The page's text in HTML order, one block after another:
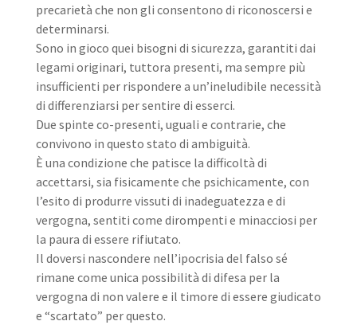
precarietà che non gli consentono di riconoscersi e
determinarsi.
Sono in gioco quei bisogni di sicurezza, garantiti dai
legami originari, tuttora presenti, ma sempre più
insufficienti per rispondere a un’ineludibile necessità
di differenziarsi per sentire di esserci.
Due spinte co-presenti, uguali e contrarie, che
convivono in questo stato di ambiguità.
È una condizione che patisce la difficoltà di
accettarsi, sia fisicamente che psichicamente, con
l’esito di produrre vissuti di inadeguatezza e di
vergogna, sentiti come dirompenti e minacciosi per
la paura di essere rifiutato.
Il doversi nascondere nell’ipocrisia del falso sé
rimane come unica possibilità di difesa per la
vergogna di non valere e il timore di essere giudicato
e “scartato” per questo.